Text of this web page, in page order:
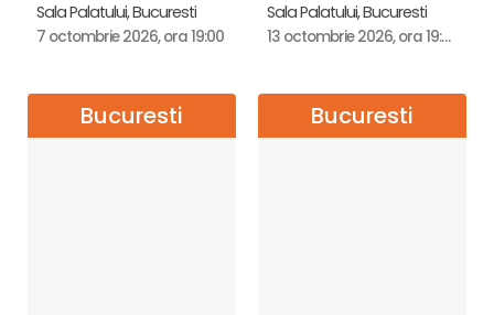
Sala Palatului, Bucuresti
7 octombrie 2026, ora 19:00
Sala Palatului, Bucuresti
13 octombrie 2026, ora 19:00
Bucuresti Bucuresti